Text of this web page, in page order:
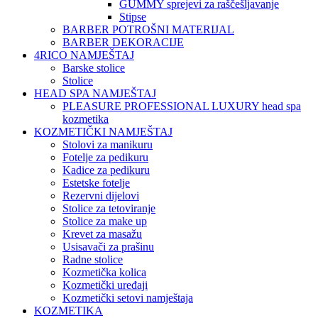
GUMMY sprejevi za raščešljavanje
Stipse
BARBER POTROŠNI MATERIJAL
BARBER DEKORACIJE
4RICO NAMJEŠTAJ
Barske stolice
Stolice
HEAD SPA NAMJEŠTAJ
PLEASURE PROFESSIONAL LUXURY head spa
kozmetika
KOZMETIČKI NAMJEŠTAJ
Stolovi za manikuru
Fotelje za pedikuru
Kadice za pedikuru
Estetske fotelje
Rezervni dijelovi
Stolice za tetoviranje
Stolice za make up
Krevet za masažu
Usisavači za prašinu
Radne stolice
Kozmetička kolica
Kozmetički uređaji
Kozmetički setovi namještaja
KOZMETIKA